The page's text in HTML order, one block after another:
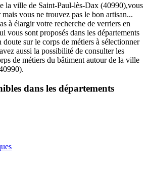
la ville de Saint-Paul-lès-Dax (40990),vous
vous ne trouvez pas le bon artisan...
à élargir votre recherche de verriers en
vous sont proposés dans les départements
sur le corps de métiers à sélectionner
aussi la possibilité de consulter les
de métiers du bâtiment autour de la ville
dans les départements